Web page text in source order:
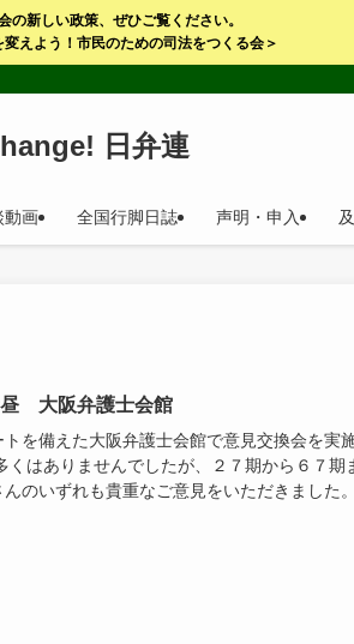
の新しい政策、ぜひご覧ください。
変えよう！市民のための司法をつくる会＞
日弁連
動画 全国行脚日誌 声明・申入
大阪弁護士会館
を備えた大阪弁護士会館で意見交換会を実
くはありませんでしたが、２７期から６７期
のいずれも貴重なご意見をいただきました